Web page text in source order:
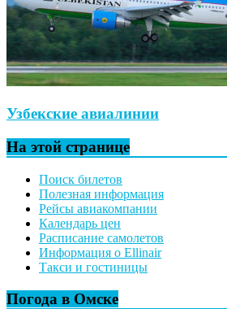
Узбекские авиалинии
На этой странице
Поиск билетов
Полезная информация
Рейсы авиакомпании
Календарь цен
Расписание самолетов
Информация о Ellinair
Такси и гостиницы
Погода в Омске